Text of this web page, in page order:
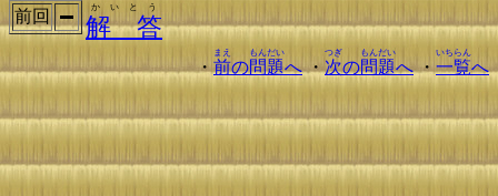
前回 解 答
かいとう
・前
まえ
の問題
もんだい
へ・次
つぎ
の問題
もんだい
へ・一覧
いちらん
へ